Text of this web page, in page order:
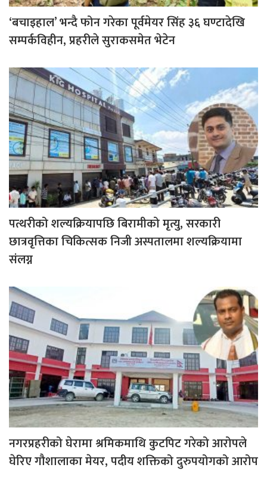
‘बचाइहाल’ भन्दै फोन गरेका पूर्वमेयर सिंह ३६ घण्टादेखि
सम्पर्कविहीन, प्रहरीले सुराकसमेत भेटेन
पत्थरीको शल्यक्रियापछि बिरामीको मृत्यु, सरकारी
छात्रवृत्तिका चिकित्सक निजी अस्पतालमा शल्यक्रियामा
संलग्न
नगरप्रहरीको घेरामा श्रमिकमाथि कुटपिट गरेको आरोपले
घेरिए गौशालाका मेयर, पदीय शक्तिको दुरुपयोगको आरोप